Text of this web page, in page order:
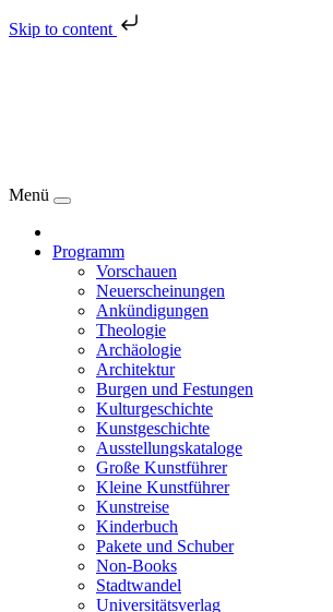
Skip to content
Menü
Programm
Vorschauen
Neuerscheinungen
Ankündigungen
Theologie
Archäologie
Architektur
Burgen und Festungen
Kulturgeschichte
Kunstgeschichte
Ausstellungskataloge
Große Kunstführer
Kleine Kunstführer
Kunstreise
Kinderbuch
Pakete und Schuber
Non-Books
Stadtwandel
Universitätsverlag